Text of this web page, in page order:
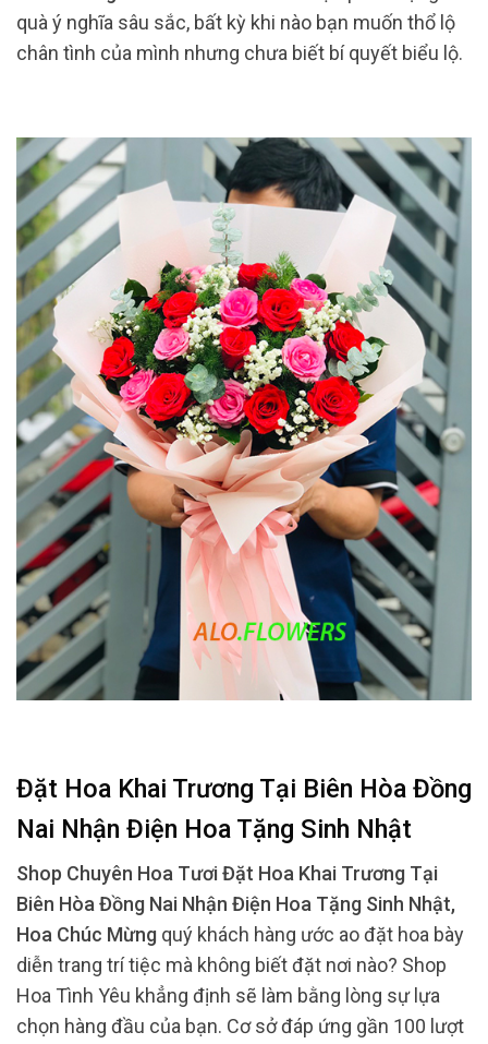
quà ý nghĩa sâu sắc, bất kỳ khi nào bạn muốn thổ lộ
chân tình của mình nhưng chưa biết bí quyết biểu lộ.
Đặt Hoa Khai Trương Tại Biên Hòa Đồng
Nai Nhận Điện Hoa Tặng Sinh Nhật
Shop Chuyên Hoa Tươi Đặt Hoa Khai Trương Tại
Biên Hòa Đồng Nai Nhận Điện Hoa Tặng Sinh Nhật,
Hoa Chúc Mừng quý khách hàng ước ao đặt hoa bày
diễn trang trí tiệc mà không biết đặt nơi nào? Shop
Hoa Tình Yêu khẳng định sẽ làm bằng lòng sự lựa
chọn hàng đầu của bạn. Cơ sở đáp ứng gần 100 lượt